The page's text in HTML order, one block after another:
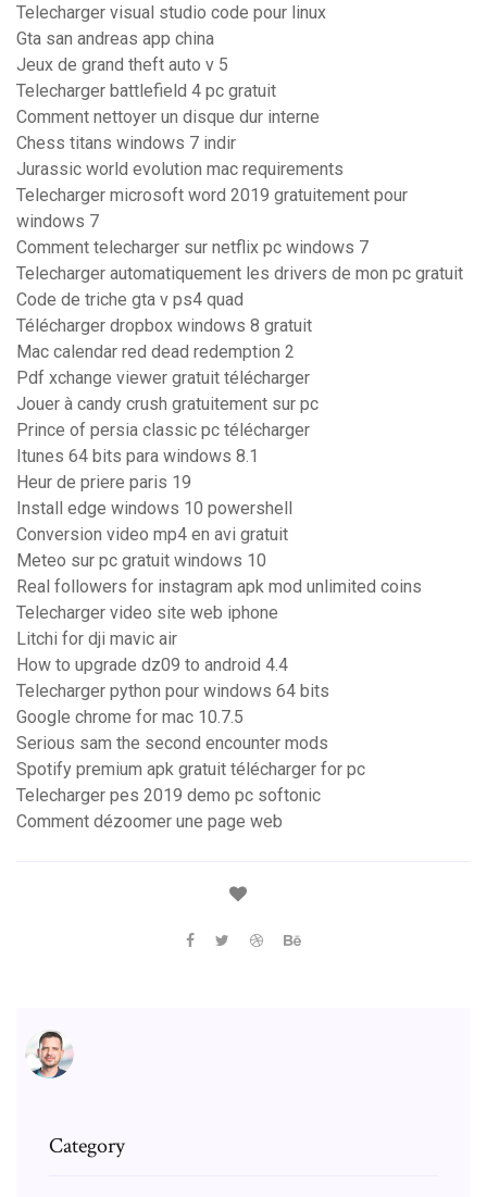
Telecharger visual studio code pour linux
Gta san andreas app china
Jeux de grand theft auto v 5
Telecharger battlefield 4 pc gratuit
Comment nettoyer un disque dur interne
Chess titans windows 7 indir
Jurassic world evolution mac requirements
Telecharger microsoft word 2019 gratuitement pour
windows 7
Comment telecharger sur netflix pc windows 7
Telecharger automatiquement les drivers de mon pc gratuit
Code de triche gta v ps4 quad
Télécharger dropbox windows 8 gratuit
Mac calendar red dead redemption 2
Pdf xchange viewer gratuit télécharger
Jouer à candy crush gratuitement sur pc
Prince of persia classic pc télécharger
Itunes 64 bits para windows 8.1
Heur de priere paris 19
Install edge windows 10 powershell
Conversion video mp4 en avi gratuit
Meteo sur pc gratuit windows 10
Real followers for instagram apk mod unlimited coins
Telecharger video site web iphone
Litchi for dji mavic air
How to upgrade dz09 to android 4.4
Telecharger python pour windows 64 bits
Google chrome for mac 10.7.5
Serious sam the second encounter mods
Spotify premium apk gratuit télécharger for pc
Telecharger pes 2019 demo pc softonic
Comment dézoomer une page web
Category